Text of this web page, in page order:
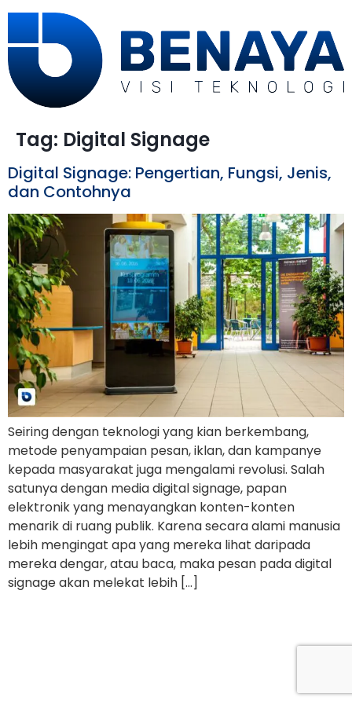
Tag: Digital Signage
Digital Signage: Pengertian, Fungsi, Jenis,
dan Contohnya
Seiring dengan teknologi yang kian berkembang,
metode penyampaian pesan, iklan, dan kampanye
kepada masyarakat juga mengalami revolusi. Salah
satunya dengan media digital signage, papan
elektronik yang menayangkan konten-konten
menarik di ruang publik. Karena secara alami manusia
lebih mengingat apa yang mereka lihat daripada
mereka dengar, atau baca, maka pesan pada digital
signage akan melekat lebih […]